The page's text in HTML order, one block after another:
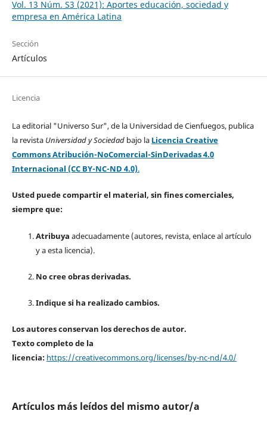
Vol. 13 Núm. S3 (2021): Aportes educación, sociedad y
empresa en América Latina
Sección
Artículos
Licencia
La editorial "Universo Sur", de la Universidad de Cienfuegos, publica
la revista Universidad y Sociedad bajo la Licencia Creative
Commons Atribución-NoComercial-SinDerivadas 4.0
Internacional (CC BY-NC-ND 4.0).
Usted puede compartir el material, sin fines comerciales,
siempre que:
Atribuya adecuadamente (autores, revista, enlace al artículo
y a esta licencia).
No cree obras derivadas.
Indique si ha realizado cambios.
Los autores conservan los derechos de autor.
Texto completo de la
licencia: https://creativecommons.org/licenses/by-nc-nd/4.0/
Artículos más leídos del mismo autor/a